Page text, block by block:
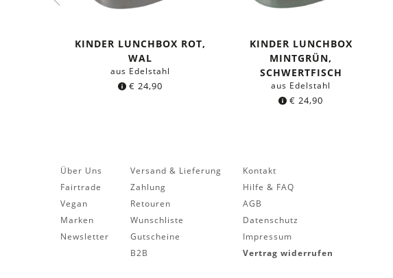
KINDER LUNCHBOX ROT,
WAL
aus Edelstahl
€ 24,90
KINDER LUNCHBOX
MINTGRÜN,
SCHWERTFISCH
aus Edelstahl
€ 24,90
Über Uns
Fairtrade
Vegan
Marken
Newsletter
Versand & Lieferung
Zahlung
Retouren
Wunschliste
Gutscheine
B2B
Kontakt
Hilfe & FAQ
AGB
Datenschutz
Impressum
Vertrag widerrufen